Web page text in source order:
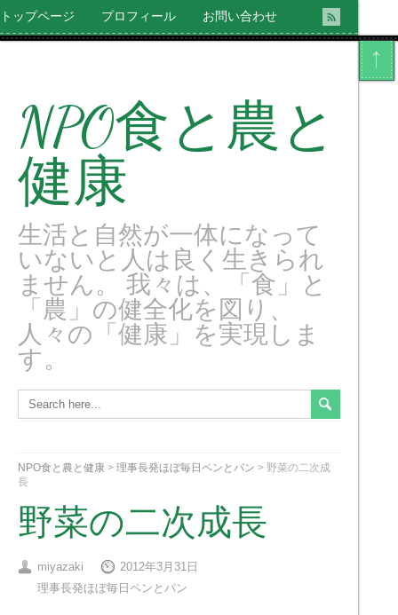
トップページ プロフィール お問い合わせ
NPO食と農と
健康
生活と自然が一体になって
いないと人は良く生きられ
ません。 我々は、「食」と
「農」の健全化を図り、
人々の「健康」を実現しま
す。
NPO食と農と健康 >理事長発ほぼ毎日ペンとパン > 野菜の二次成
長
野菜の二次成長
miyazaki
2012年3月31日
理事長発ほぼ毎日ペンとパン